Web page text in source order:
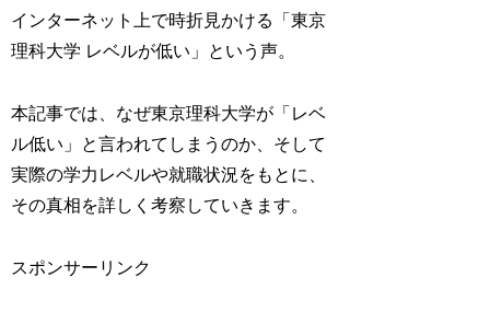
インターネット上で時折見かける「東京
理科大学 レベルが低い」という声。
本記事では、なぜ東京理科大学が「レベ
ル低い」と言われてしまうのか、そして
実際の学力レベルや就職状況をもとに、
その真相を詳しく考察していきます。
スポンサーリンク